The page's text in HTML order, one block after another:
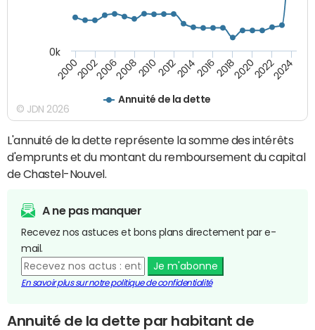
Annuité de la dette
200020022006200820102012201420162018202020222024
0k
© JDN 2026
L'annuité de la dette représente la somme des intérêts
d'emprunts et du montant du remboursement du capital
de Chastel-Nouvel.
A ne pas manquer
Recevez nos astuces et bons plans directement par e-
mail.
Je m'abonne
En savoir plus sur notre politique de confidentialité
Annuité de la dette par habitant de